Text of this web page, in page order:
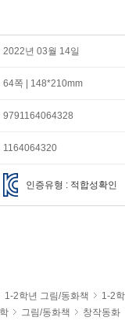
2022년 03월 14일
64쪽 | 148*210mm
9791164064328
1164064320
인증유형 : 적합성확인
1-2학년 그림/동화책
1-2
그림/동화책 창작동화